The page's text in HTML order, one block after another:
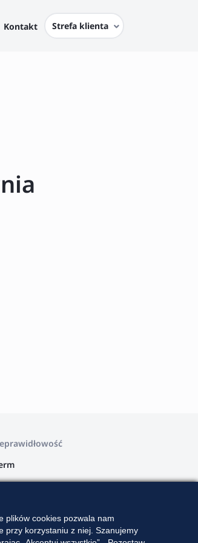
Kontakt Strefa klienta
plików cookies pozwala nam
przy korzystaniu z niej. Szanujemy